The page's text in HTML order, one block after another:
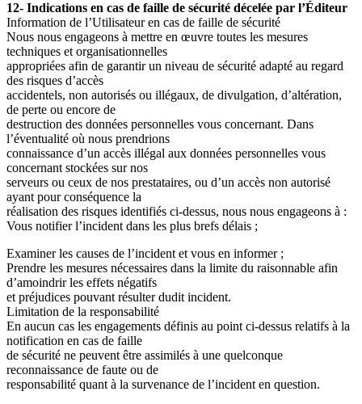
12- Indications en cas de faille de sécurité décelée par l’Éditeur
Information de l’Utilisateur en cas de faille de sécurité
Nous nous engageons à mettre en œuvre toutes les mesures
techniques et organisationnelles
appropriées afin de garantir un niveau de sécurité adapté au regard
des risques d’accès
accidentels, non autorisés ou illégaux, de divulgation, d’altération,
de perte ou encore de
destruction des données personnelles vous concernant. Dans
l’éventualité où nous prendrions
connaissance d’un accès illégal aux données personnelles vous
concernant stockées sur nos
serveurs ou ceux de nos prestataires, ou d’un accès non autorisé
ayant pour conséquence la
réalisation des risques identifiés ci-dessus, nous nous engageons à :
Vous notifier l’incident dans les plus brefs délais ;
Examiner les causes de l’incident et vous en informer ;
Prendre les mesures nécessaires dans la limite du raisonnable afin
d’amoindrir les effets négatifs
et préjudices pouvant résulter dudit incident.
Limitation de la responsabilité
En aucun cas les engagements définis au point ci-dessus relatifs à la
notification en cas de faille
de sécurité ne peuvent être assimilés à une quelconque
reconnaissance de faute ou de
responsabilité quant à la survenance de l’incident en question.